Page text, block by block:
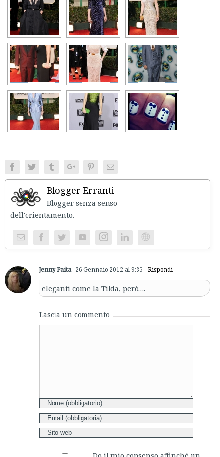
FacebookTwitter TumblrGoogle+PinterestEmail
Blogger Erranti
Blogger senza senso
Instagram Website
Jenny Paita 26 Gennaio 2012 al 9:35 - Rispondi
eleganti come la Tilda, però….
Lascia un commento